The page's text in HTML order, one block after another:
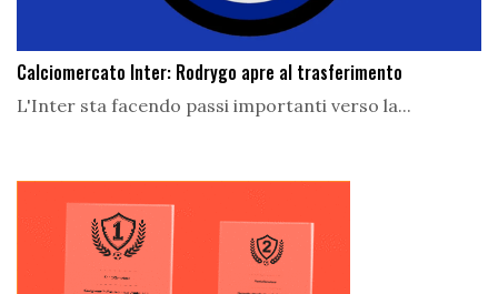
Calciomercato Inter: Rodrygo apre al trasferimento
L'Inter sta facendo passi importanti verso la...